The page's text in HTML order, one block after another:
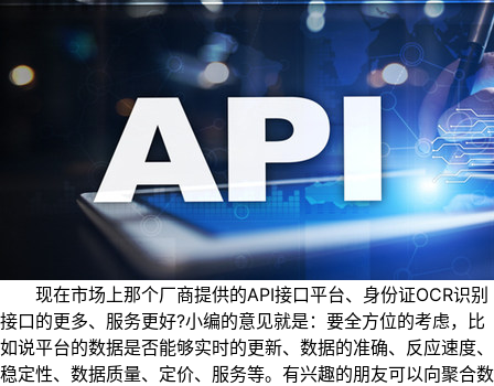
现在市场上那个厂商提供的API接口平台、身份证OCR识别
接口的更多、服务更好?小编的意见就是：要全方位的考虑，比
如说平台的数据是否能够实时的更新、数据的准确、反应速度、
稳定性、数据质量、定价、服务等。有兴趣的朋友可以向聚合数